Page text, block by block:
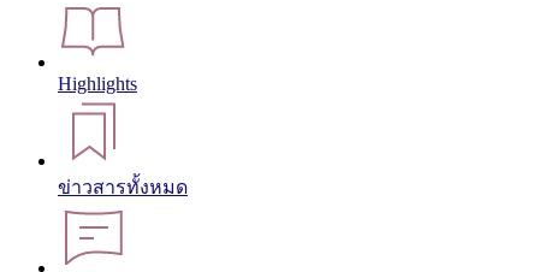
Highlights
ข่าวสารทั้งหมด